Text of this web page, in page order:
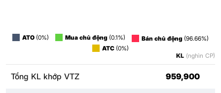
ATO (0%) Mua chủ động (0.1%) Bán chủ động (96.66%)
ATC (0%)
KL (nghìn CP)
Tổng KL khớp VTZ 959,900